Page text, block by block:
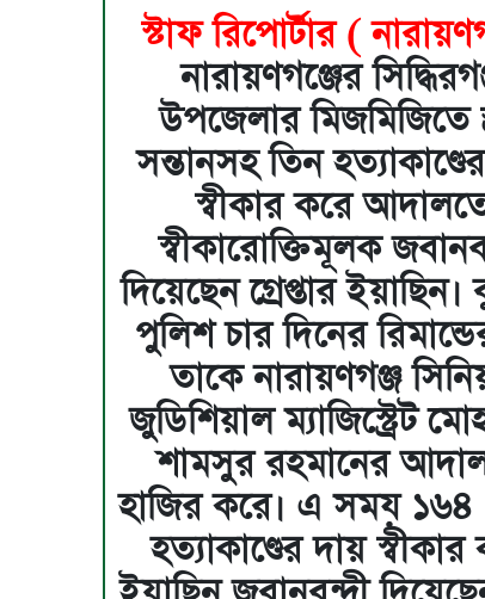
স্টাফ রিপোর্টার (
নারায়ণগঞ্জের
উপজেলার মিজমিজিতে
সন্তানসহ তিন
স্বীকার করে
স্বীকারোক্তিমূলক
দিয়েছেন গ্রেপ্তার
পুলিশ চার দিনের
তাকে নারায়ণগঞ্জ
জুডিশিয়াল ম্যাজিস্ট্রেট
শামসুর রহমানের
হাজির করে। এ সময় ১৬৪
হত্যাকাণ্ডের দায়